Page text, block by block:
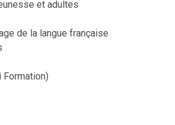
et adultes
de la langue française
Formation)